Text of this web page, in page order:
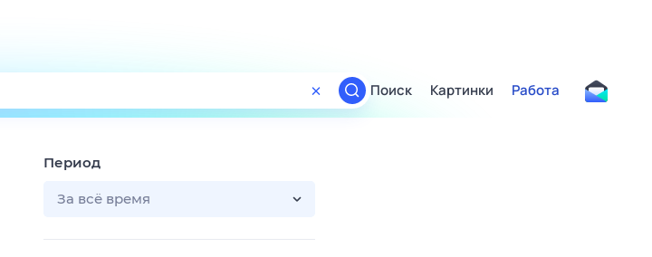
Поиск
ТВ-программа
Поиск Картинки Работа
Период
За всё время